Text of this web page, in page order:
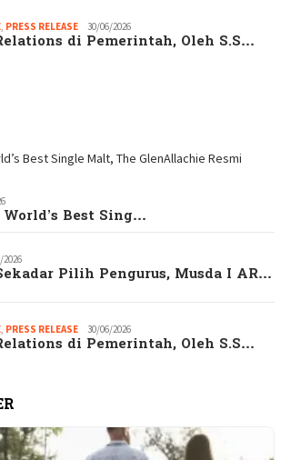
, PRESS RELEASE 30/06/2026
di Pemerintah, Oleh S.S…
Best Sing…
2026
Pilih Pengurus, Musda I AR…
, PRESS RELEASE 30/06/2026
di Pemerintah, Oleh S.S…